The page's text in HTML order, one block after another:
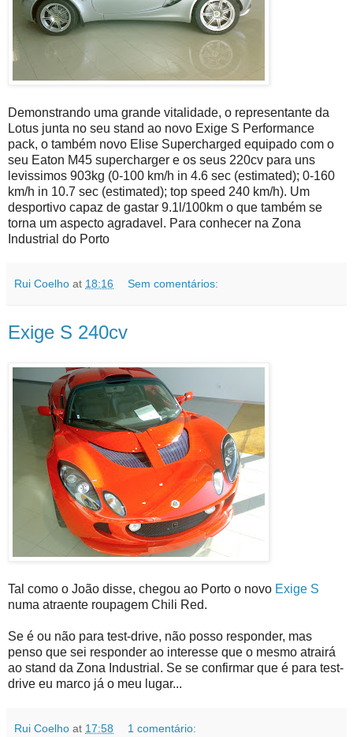
Demonstrando uma grande vitalidade, o representante da
Lotus junta no seu stand ao novo Exige S Performance
pack, o também novo Elise Supercharged equipado com o
seu Eaton M45 supercharger e os seus 220cv para uns
levissimos 903kg (0-100 km/h in 4.6 sec (estimated); 0-160
km/h in 10.7 sec (estimated); top speed 240 km/h). Um
desportivo capaz de gastar 9.1l/100km o que também se
torna um aspecto agradavel. Para conhecer na Zona
Industrial do Porto
Rui Coelho at 18:16 Sem comentários:
Exige S 240cv
Tal como o João disse, chegou ao Porto o novo Exige S
numa atraente roupagem Chili Red.
Se é ou não para test-drive, não posso responder, mas
penso que sei responder ao interesse que o mesmo atrairá
ao stand da Zona Industrial. Se se confirmar que é para test-
drive eu marco já o meu lugar...
Rui Coelho at 17:58 1 comentário: